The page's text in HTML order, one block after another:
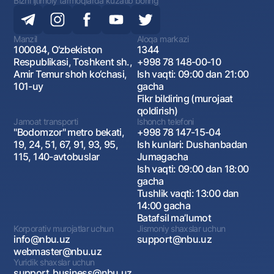
Manzil
100084, O‘zbekiston
Respublikasi, Toshkent sh.,
Amir Temur shoh ko‘chasi,
101-uy
Aloqa markazi
1344
+998 78 148-00-10
Ish vaqti: 09:00 dan 21:00
gacha
Fikr bildiring (murojaat
qoldirish)
Jamoat transporti
"Bodomzor" metro bekati,
19, 24, 51, 67, 91, 93, 95,
115, 140-avtobuslar
Ishonch telefoni
+998 78 147-15-04
Ish kunlari: Dushanbadan
Jumagacha
Ish vaqti: 09:00 dan 18:00
gacha
Tushlik vaqti: 13:00 dan
14:00 gacha
Batafsil maʼlumot
Korporativ murojatlar uchun
info@nbu.uz
webmaster@nbu.uz
Jismoniy shaxslar uchun
support@nbu.uz
Yuridik shaxslar uchun